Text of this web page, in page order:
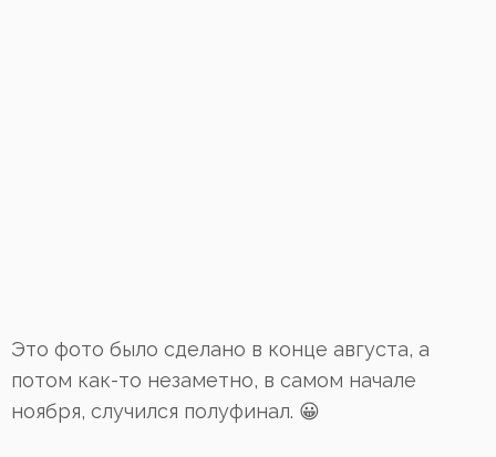
Это фото было сделано в конце августа, а
потом как-то незаметно, в самом начале
ноября, случился полуфинал. 😀